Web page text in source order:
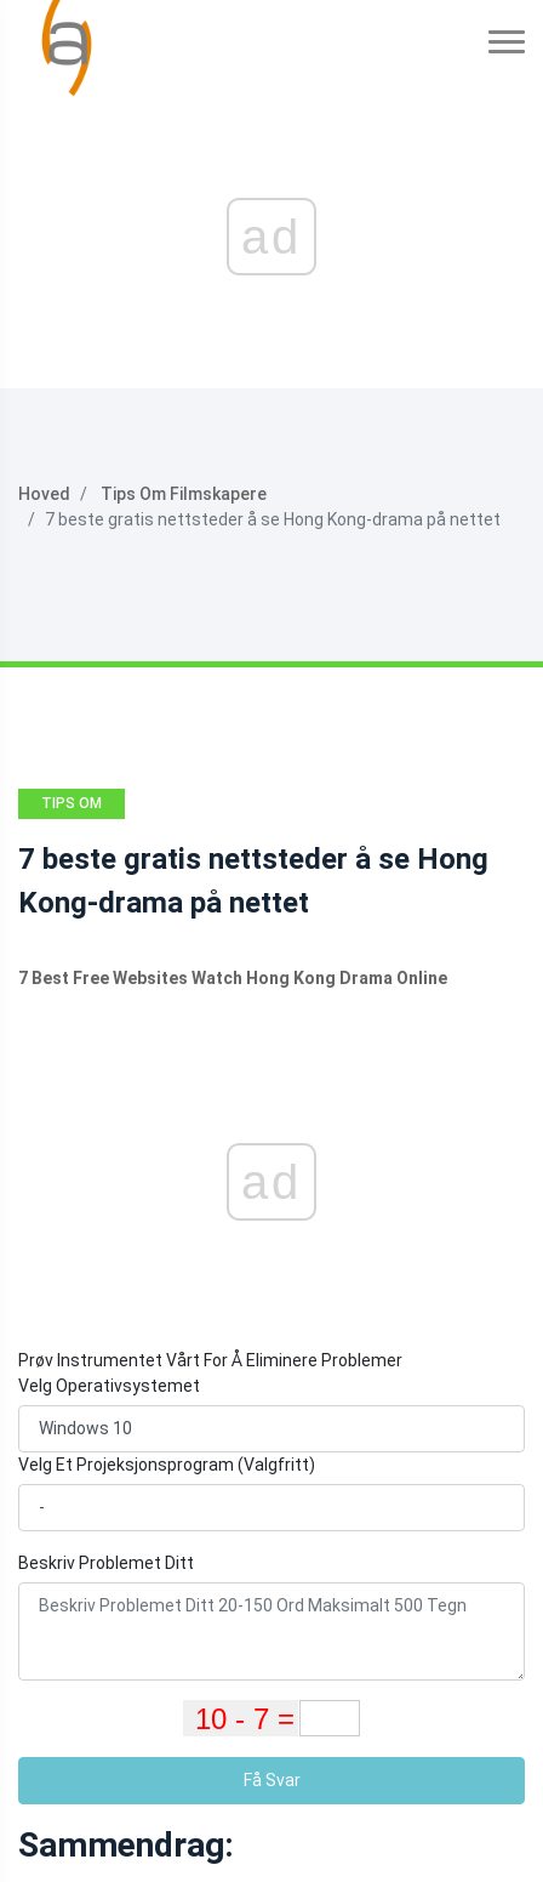
ad
Hoved
Tips Om Filmskapere
7 beste gratis nettsteder å se Hong Kong-drama på nettet
TIPS OM
7 beste gratis nettsteder å se Hong
Kong-drama på nettet
7 Best Free Websites Watch Hong Kong Drama Online
ad
Prøv Instrumentet Vårt For Å Eliminere Problemer
Velg Operativsystemet
Velg Et Projeksjonsprogram (Valgfritt)
Beskriv Problemet Ditt
Få Svar
Sammendrag: